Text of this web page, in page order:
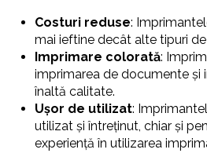
Costuri reduse:
mai ieftine decât alte tipuri
Imprimare colorată:
imprimarea de documente și
înaltă calitate.
Ușor de utilizat:
utilizat și întreținut, chiar și
experiență în utilizarea